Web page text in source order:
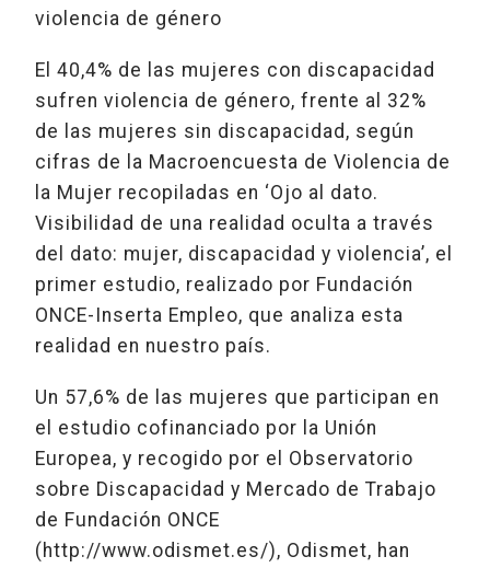
violencia de género
El 40,4% de las mujeres con discapacidad
sufren violencia de género, frente al 32%
de las mujeres sin discapacidad, según
cifras de la Macroencuesta de Violencia de
la Mujer recopiladas en ‘Ojo al dato.
Visibilidad de una realidad oculta a través
del dato: mujer, discapacidad y violencia’, el
primer estudio, realizado por Fundación
ONCE-Inserta Empleo, que analiza esta
realidad en nuestro país.
Un 57,6% de las mujeres que participan en
el estudio cofinanciado por la Unión
Europea, y recogido por el Observatorio
sobre Discapacidad y Mercado de Trabajo
de Fundación ONCE
(http://www.odismet.es/), Odismet, han